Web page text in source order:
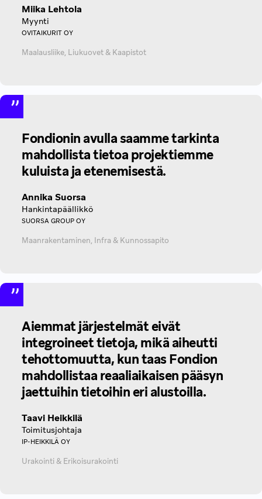
Miika Lehtola
Myynti
OVITAIKURIT OY
Maalausliike, Liukuovet & Kaapistot
Fondionin avulla saamme tarkinta
mahdollista tietoa projektiemme
kuluista ja etenemisestä.
Annika Suorsa
Hankintapäällikkö
SUORSA GROUP OY
Maanrakentaminen, Infra & Kunnossapito
Aiemmat järjestelmät eivät
integroineet tietoja, mikä aiheutti
tehottomuutta, kun taas Fondion
mahdollistaa reaaliaikaisen pääsyn
jaettuihin tietoihin eri alustoilla.‍
Taavi Heikkilä
Toimitusjohtaja
IP-HEIKKILÄ OY
Urakointi & Erikoisurakointi